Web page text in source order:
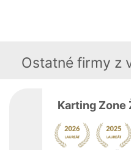
Ostatné firmy z
Karting Zone